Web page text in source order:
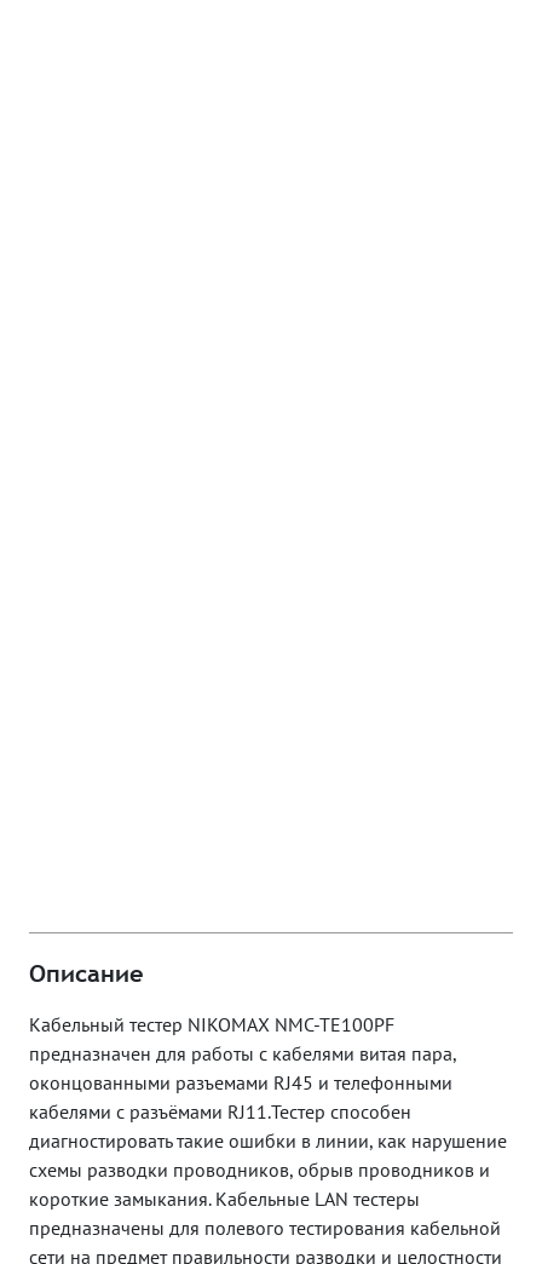
Описание
Кабельный тестер NIKOMAX NMC-TE100PF
предназначен для работы с кабелями витая пара,
оконцованными разъемами RJ45 и телефонными
кабелями с разъёмами RJ11.Тестер способен
диагностировать такие ошибки в линии, как нарушение
схемы разводки проводников, обрыв проводников и
короткие замыкания. Кабельные LAN тестеры
предназначены для полевого тестирования кабельной
сети на предмет правильности разводки и целостности